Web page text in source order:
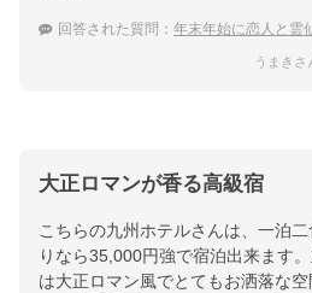
回答された質問： 年末年始に恋人と雲仙温泉。落
うまきさ
大正ロマンが香る高級宿
こちらの九州ホテルさんは、一泊
りなら35,000円強で宿泊出来ます
は大正ロマン風でとてもお洒落な